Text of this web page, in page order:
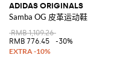
ADIDAS ORIGINALS
Samba OG 皮革运动鞋
RMB 1,109.26
RMB 776.45
-30%